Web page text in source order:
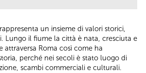
un insieme di valori storici,
Lungo il fiume la città è nata, cresciuta e
attraversa Roma così come ha
perché nei secoli è stato luogo di
scambi commerciali e culturali.